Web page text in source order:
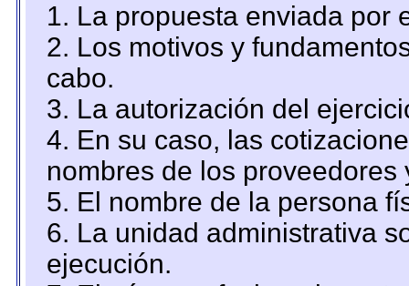
1. La propuesta enviada por
2. Los motivos y
cabo.
3. La autorización del
4. En su caso, las
nombres de los proveedores
5. El nombre de la persona
6. La unidad administrativa
ejecución.